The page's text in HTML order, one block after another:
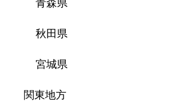
青森県
秋田県
宮城県
関東地方